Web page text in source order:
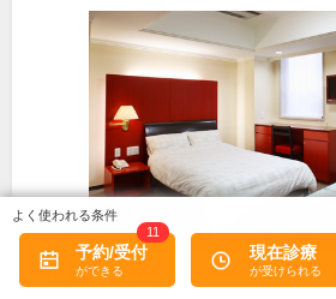
所在地・電話番号
予約/受付
11
現在診療